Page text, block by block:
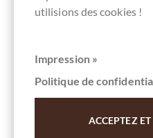
aus
utilisions des cookies !
Impression »
Politique de
ACCEPTEZ